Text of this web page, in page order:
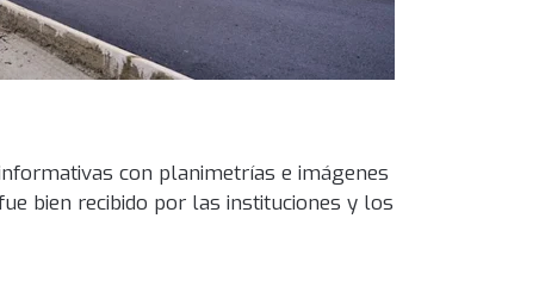
con planimetrías e imágenes
bien recibido por las instituciones y los